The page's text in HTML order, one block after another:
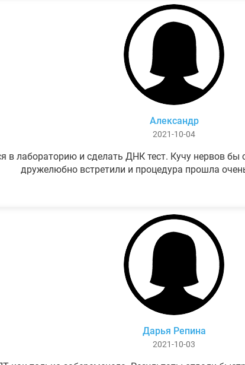
Александр
2021-10-04
в лабораторию и сделать ДНК тест. Кучу нервов
дружелюбно встретили и процедура прошла
Дарья Репина
2021-10-03